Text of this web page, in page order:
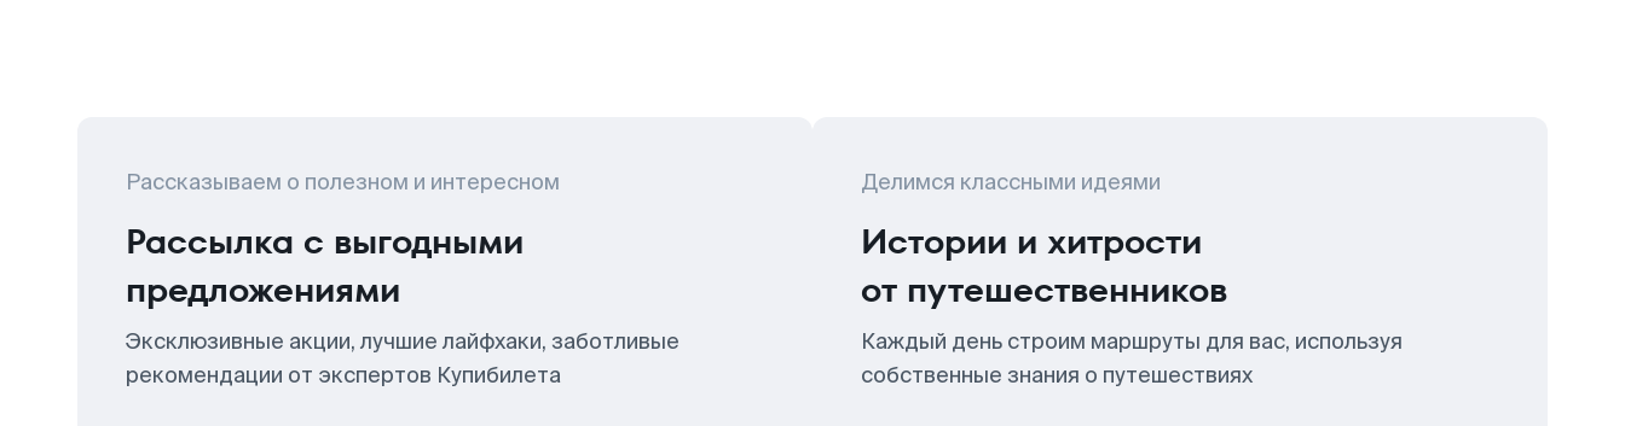
Рассказываем о полезном и интересном
Рассылка с выгодными
предложениями
Эксклюзивные акции, лучшие лайфхаки, заботливые
рекомендации от экспертов Купибилета
Делимся классными идеями
Истории и хитрости
от путешественников
Каждый день строим маршруты для вас, используя
собственные знания о путешествиях